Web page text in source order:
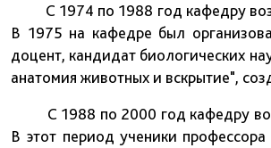
С 1974 по 1988 год кафедру
В 1975 на кафедре был
доцент, кандидат биологических
анатомия животных и вскрытие",
С 1988 по 2000 год кафедру
В этот период ученики